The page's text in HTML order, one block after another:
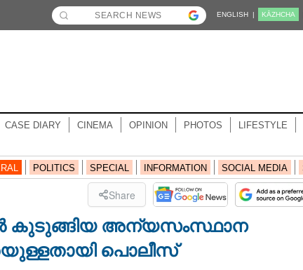
ENGLISH | KĀZHCHA
CASE DIARY CINEMA OPINION PHOTOS LIFESTYLE
POLITICS SPECIAL INFORMATION SOCIAL MEDIA
Share
കുടുങ്ങിയ അന്യസംസ്ഥാന
പൊലീസ്